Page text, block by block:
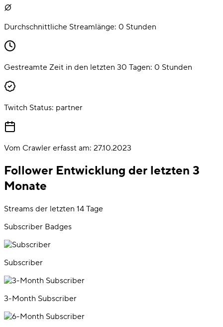
Durchschnittliche Streamlänge: 0 Stunden
Gestreamte Zeit in den letzten 30 Tagen: 0 Stunden
Twitch Status: partner
Vom Crawler erfasst am: 27.10.2023
Follower Entwicklung der letzten 3
Monate
Streams der letzten 14 Tage
Subscriber Badges
Subscriber
3-Month Subscriber